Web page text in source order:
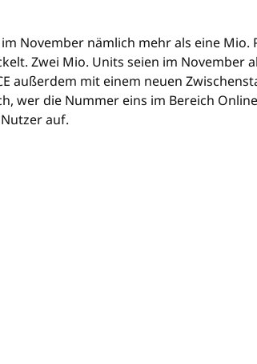
November nämlich mehr als eine Mio.
Zwei Mio. Units seien im November
außerdem mit einem neuen
wer die Nummer eins im Bereich
auf.